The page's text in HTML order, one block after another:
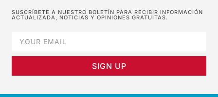
SUSCRÍBETE A NUESTRO BOLETÍN PARA RECIBIR INFORMACIÓN
ACTUALIZADA, NOTICIAS Y OPINIONES GRATUITAS.
SIGN UP